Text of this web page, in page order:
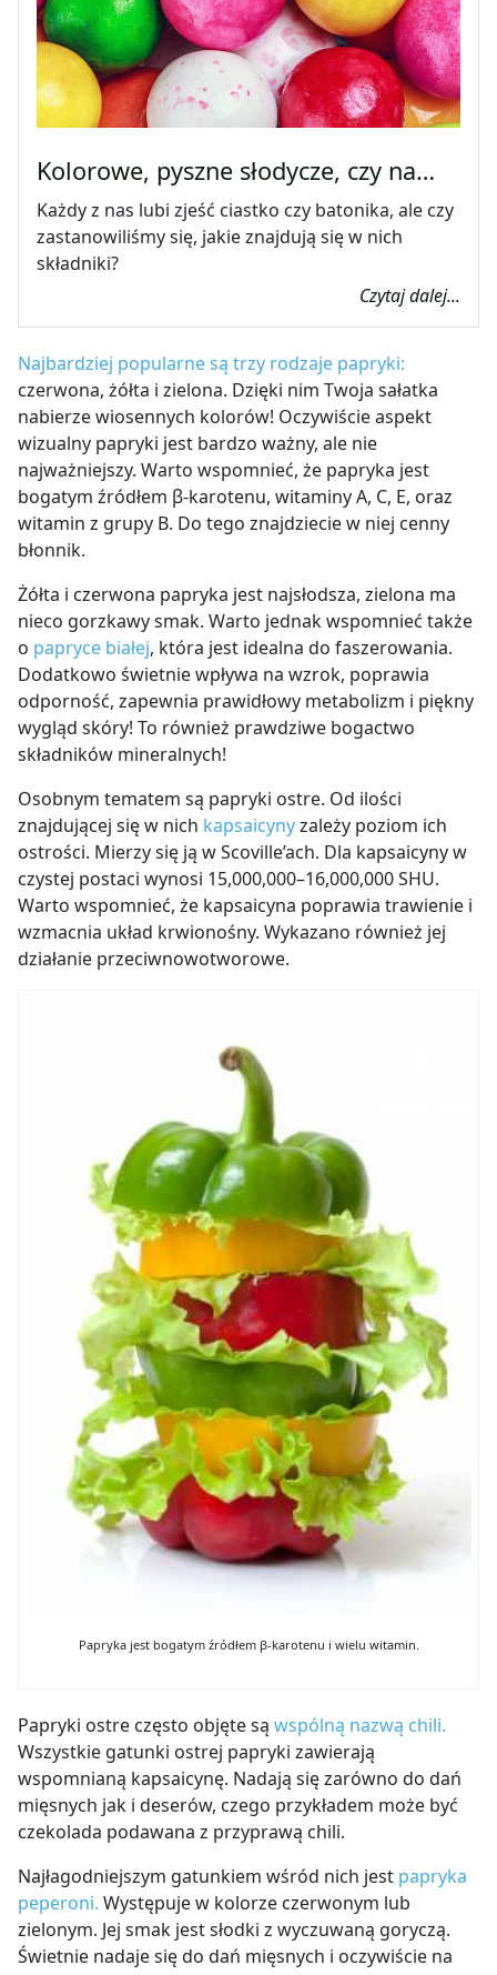
Kolorowe, pyszne słodycze, czy na…
Każdy z nas lubi zjeść ciastko czy batonika, ale czy
zastanowiliśmy się, jakie znajdują się w nich
składniki?
Czytaj dalej...
Najbardziej popularne są trzy rodzaje papryki:
czerwona, żółta i zielona. Dzięki nim Twoja sałatka
nabierze wiosennych kolorów! Oczywiście aspekt
wizualny papryki jest bardzo ważny, ale nie
najważniejszy. Warto wspomnieć, że papryka jest
bogatym źródłem β-karotenu, witaminy A, C, E, oraz
witamin z grupy B. Do tego znajdziecie w niej cenny
błonnik.
Żółta i czerwona papryka jest najsłodsza, zielona ma
nieco gorzkawy smak. Warto jednak wspomnieć także
o papryce białej, która jest idealna do faszerowania.
Dodatkowo świetnie wpływa na wzrok, poprawia
odporność, zapewnia prawidłowy metabolizm i piękny
wygląd skóry! To również prawdziwe bogactwo
składników mineralnych!
Osobnym tematem są papryki ostre. Od ilości
znajdującej się w nich kapsaicynyzależy poziom ich
ostrości. Mierzy się ją w Scoville’ach. Dla kapsaicyny w
czystej postaci wynosi 15,000,000–16,000,000 SHU.
Warto wspomnieć, że kapsaicyna poprawia trawienie i
wzmacnia układ krwionośny. Wykazano również jej
działanie przeciwnowotworowe.
Papryka jest bogatym źródłem β-karotenu i wielu witamin.
Papryki ostre często objęte są wspólną nazwą chili.
Wszystkie gatunki ostrej papryki zawierają
wspomnianą kapsaicynę. Nadają się zarówno do dań
mięsnych jak i deserów, czego przykładem może być
czekolada podawana z przyprawą chili.
Najłagodniejszym gatunkiem wśród nich jest papryka
peperoni. Występuje w kolorze czerwonym lub
zielonym. Jej smak jest słodki z wyczuwaną goryczą.
Świetnie nadaje się do dań mięsnych i oczywiście na